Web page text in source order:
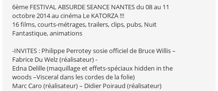
6ème FESTIVAL ABSURDE SEANCE NANTES du 08 au 11
octobre 2014 au cinéma Le KATORZA !!!
16 films, courts-métrages, trailers, clips, pubs, Nuit
Fantastique, animations
-INVITES : Philippe Perrotey sosie officiel de Bruce Willis –
Fabrice Du Welz (réalisateur) -
Edna Delille (maquillage et effets-spéciaux hidden in the
woods –Visceral dans les cordes de la folie)
Marc Caro (réalisateur) – Didier Poiraud (réalisateur)